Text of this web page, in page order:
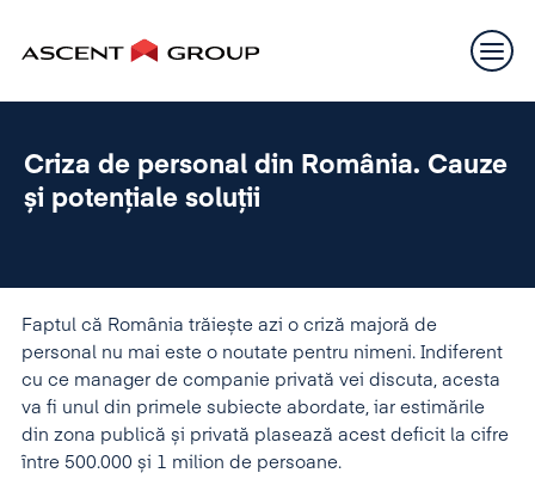
Criza de personal din România. Cauze
și potențiale soluții
Faptul că România trăiește azi o criză majoră de
personal nu mai este o noutate pentru nimeni. Indiferent
cu ce manager de companie privată vei discuta, acesta
va fi unul din primele subiecte abordate, iar estimările
din zona publică și privată plasează acest deficit la cifre
între 500.000 și 1 milion de persoane.